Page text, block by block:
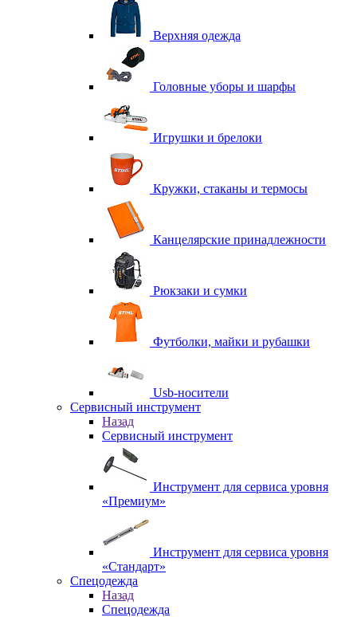
Верхняя одежда
Головные уборы и шарфы
Игрушки и брелоки
Кружки, стаканы и термосы
Канцелярские принадлежности
Рюкзаки и сумки
Футболки, майки и рубашки
Usb-носители
Сервисный инструмент
Назад
Сервисный инструмент
Инструмент для сервиса уровня
«Премиум»
Инструмент для сервиса уровня
«Стандарт»
Спецодежда
Назад
Спецодежда